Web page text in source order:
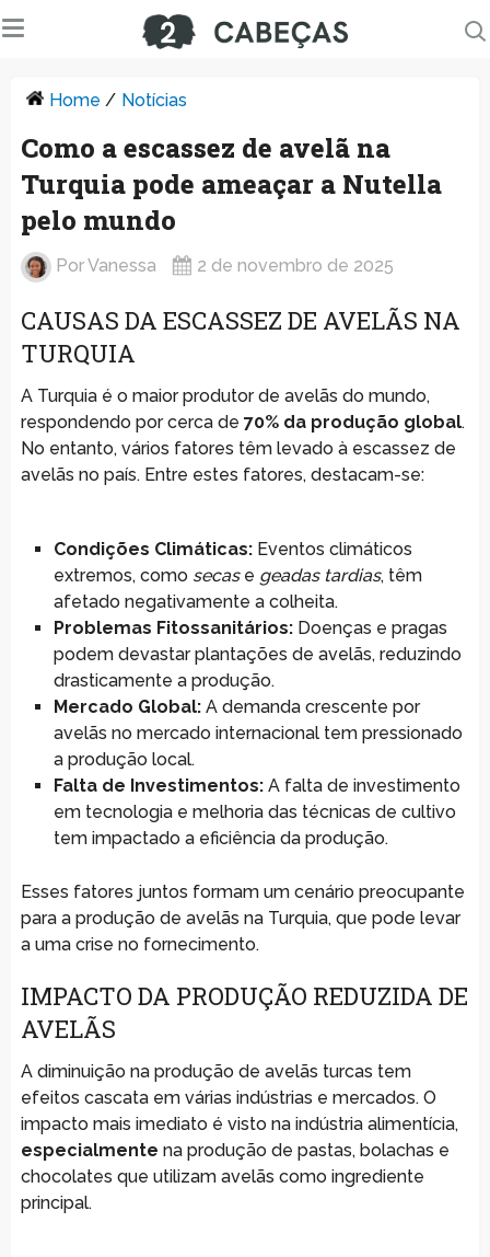
Home / Notícias
Como a escassez de avelã na
Turquia pode ameaçar a Nutella
pelo mundo
PorVanessa 2 de novembro de 2025
CAUSAS DA ESCASSEZ DE AVELÃS NA
TURQUIA
A Turquia é o maior produtor de avelãs do mundo,
respondendo por cerca de 70% da produção global.
No entanto, vários fatores têm levado à escassez de
avelãs no país. Entre estes fatores, destacam-se:
Condições Climáticas:Eventos climáticos
extremos, como secase geadas tardias, têm
afetado negativamente a colheita.
Problemas Fitossanitários:Doenças e pragas
podem devastar plantações de avelãs, reduzindo
drasticamente a produção.
Mercado Global:A demanda crescente por
avelãs no mercado internacional tem pressionado
a produção local.
Falta de Investimentos:A falta de investimento
em tecnologia e melhoria das técnicas de cultivo
tem impactado a eficiência da produção.
Esses fatores juntos formam um cenário preocupante
para a produção de avelãs na Turquia, que pode levar
a uma crise no fornecimento.
IMPACTO DA PRODUÇÃO REDUZIDA DE
AVELÃS
A diminuição na produção de avelãs turcas tem
efeitos cascata em várias indústrias e mercados. O
impacto mais imediato é visto na indústria alimentícia,
especialmente na produção de pastas, bolachas e
chocolates que utilizam avelãs como ingrediente
principal.